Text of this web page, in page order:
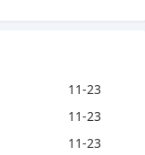
11-23
11-23
11-23